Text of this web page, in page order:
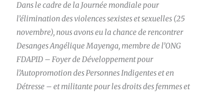
Dans le cadre de la Journée mondiale pour
l’élimination des violences sexistes et sexuelles (25
novembre), nous avons eu la chance de rencontrer
Desanges Angélique Mayenga, membre de l’ONG
FDAPID – Foyer de Développement pour
l’Autopromotion des Personnes Indigentes et en
Détresse – et militante pour les droits des femmes et